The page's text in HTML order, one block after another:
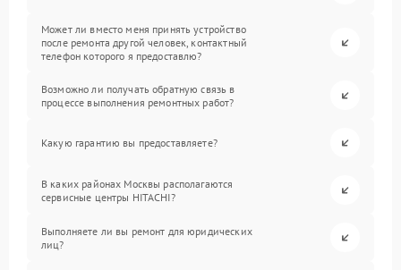
Может ли вместо меня принять устройство
после ремонта другой человек, контактный
телефон которого я предоставлю?
Возможно ли получать обратную связь в
процессе выполнения ремонтных работ?
Какую гарантию вы предоставляете?
В каких районах Москвы располагаются
сервисные центры HITACHI?
Выполняете ли вы ремонт для юридических
лиц?